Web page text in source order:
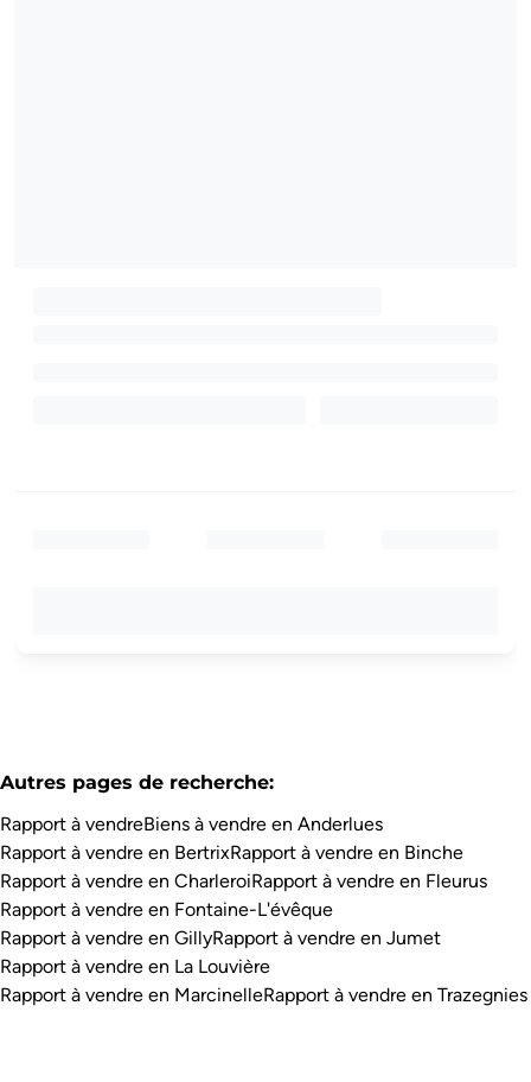
Autres pages de recherche:
Rapport à vendreBiens à vendre en Anderlues
Rapport à vendre en BertrixRapport à vendre en Binche
Rapport à vendre en CharleroiRapport à vendre en Fleurus
Rapport à vendre en Fontaine-L'évêque
Rapport à vendre en GillyRapport à vendre en Jumet
Rapport à vendre en La Louvière
Rapport à vendre en MarcinelleRapport à vendre en Trazegnies